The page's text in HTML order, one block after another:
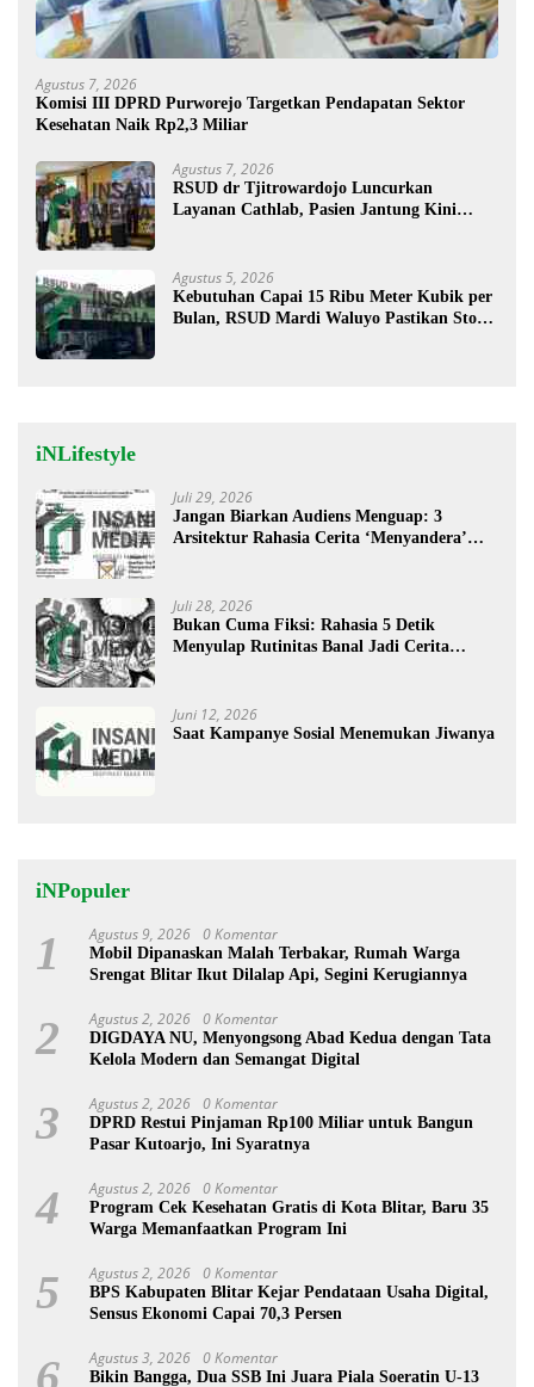
Agustus 7, 2026
Komisi III DPRD Purworejo Targetkan Pendapatan Sektor
Kesehatan Naik Rp2,3 Miliar
Agustus 7, 2026
RSUD dr Tjitrowardojo Luncurkan
Layanan Cathlab, Pasien Jantung Kini
Agustus 5, 2026
Kebutuhan Capai 15 Ribu Meter Kubik per
Bulan, RSUD Mardi Waluyo Pastikan Stok
iNLifestyle
Juli 29, 2026
Jangan Biarkan Audiens Menguap: 3
Arsitektur Rahasia Cerita ‘Menyandera’
Juli 28, 2026
Bukan Cuma Fiksi: Rahasia 5 Detik
Menyulap Rutinitas Banal Jadi Cerita
Juni 12, 2026
Saat Kampanye Sosial Menemukan Jiwanya
iNPopuler
1 Agustus 9, 2026 0 Komentar
Mobil Dipanaskan Malah Terbakar, Rumah Warga
Srengat Blitar Ikut Dilalap Api, Segini Kerugiannya
2 Agustus 2, 2026 0 Komentar
DIGDAYA NU, Menyongsong Abad Kedua dengan Tata
Kelola Modern dan Semangat Digital
3 Agustus 2, 2026 0 Komentar
DPRD Restui Pinjaman Rp100 Miliar untuk Bangun
Pasar Kutoarjo, Ini Syaratnya
4 Agustus 2, 2026 0 Komentar
Program Cek Kesehatan Gratis di Kota Blitar, Baru 35
Warga Memanfaatkan Program Ini
5 Agustus 2, 2026 0 Komentar
BPS Kabupaten Blitar Kejar Pendataan Usaha Digital,
Sensus Ekonomi Capai 70,3 Persen
Agustus 3, 2026 0 Komentar
Bikin Bangga, Dua SSB Ini Juara Piala Soeratin U-13